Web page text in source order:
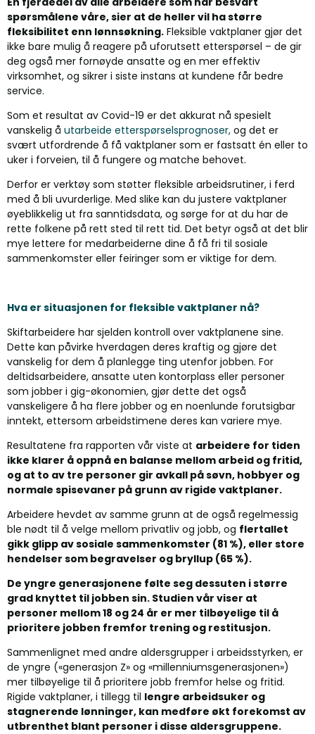
spørsmålene våre, sier at de heller vil ha større
fleksibilitet enn lønnsøkning. Fleksible vaktplaner gjør det
ikke bare mulig å reagere på uforutsett etterspørsel – de gir
deg også mer fornøyde ansatte og en mer effektiv
virksomhet, og sikrer i siste instans at kundene får bedre
service.
Som et resultat av Covid-19 er det akkurat nå spesielt
vanskelig å utarbeide etterspørselsprognoser, og det er
svært utfordrende å få vaktplaner som er fastsatt én eller to
uker i forveien, til å fungere og matche behovet.
Derfor er verktøy som støtter fleksible arbeidsrutiner, i ferd
med å bli uvurderlige. Med slike kan du justere vaktplaner
øyeblikkelig ut fra sanntidsdata, og sørge for at du har de
rette folkene på rett sted til rett tid. Det betyr også at det blir
mye lettere for medarbeiderne dine å få fri til sosiale
sammenkomster eller feiringer som er viktige for dem.
Hva er situasjonen for fleksible vaktplaner nå?
Skiftarbeidere har sjelden kontroll over vaktplanene sine.
Dette kan påvirke hverdagen deres kraftig og gjøre det
vanskelig for dem å planlegge ting utenfor jobben. For
deltidsarbeidere, ansatte uten kontorplass eller personer
som jobber i gig-økonomien, gjør dette det også
vanskeligere å ha flere jobber og en noenlunde forutsigbar
inntekt, ettersom arbeidstimene deres kan variere mye.
Resultatene fra rapporten vår viste at arbeidere for tiden
ikke klarer å oppnå en balanse mellom arbeid og fritid,
og at to av tre personer gir avkall på søvn, hobbyer og
normale spisevaner på grunn av rigide vaktplaner.
Arbeidere hevdet av samme grunn at de også regelmessig
ble nødt til å velge mellom privatliv og jobb, og flertallet
gikk glipp av sosiale sammenkomster (81 %), eller store
hendelser som begravelser og bryllup (65 %).
De yngre generasjonene følte seg dessuten i større
grad knyttet til jobben sin. Studien vår viser at
personer mellom 18 og 24 år er mer tilbøyelige til å
prioritere jobben fremfor trening og restitusjon.
Sammenlignet med andre aldersgrupper i arbeidsstyrken, er
de yngre («generasjon Z» og «millenniumsgenerasjonen»)
mer tilbøyelige til å prioritere jobb fremfor helse og fritid.
Rigide vaktplaner, i tillegg til lengre arbeidsuker og
stagnerende lønninger, kan medføre økt forekomst av
utbrenthet blant personer i disse aldersgruppene.